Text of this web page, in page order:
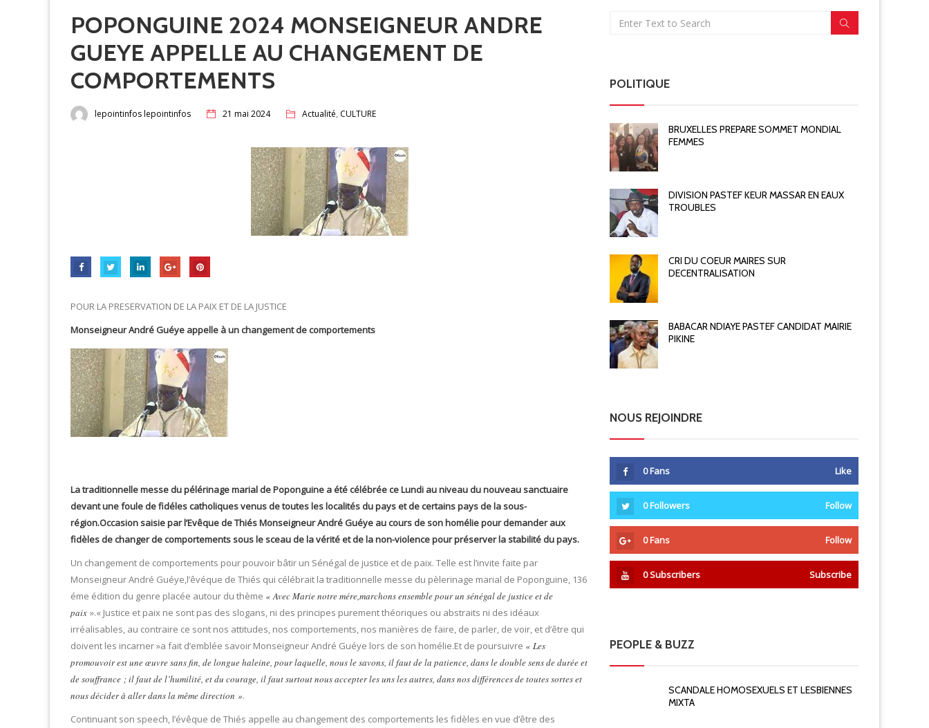
POPONGUINE 2024 MONSEIGNEUR ANDRE
GUEYE APPELLE AU CHANGEMENT DE
COMPORTEMENTS
lepointinfos lepointinfos 21 mai 2024 Actualité, CULTURE
POUR LA PRESERVATION DE LA PAIX ET DE LA JUSTICE
Monseigneur André Guéye appelle à un changement de comportements
La traditionnelle messe du pélérinage marial de Poponguine a été célébrée ce Lundi au niveau du nouveau sanctuaire
devant une foule de fidéles catholiques venus de toutes les localités du pays et de certains pays de la sous-
région.Occasion saisie par l’Evêque de Thiés Monseigneur André Guéye au cours de son homélie pour demander aux
fidèles de changer de comportements sous le sceau de la vérité et de la non-violence pour préserver la stabilité du pays.
Un changement de comportements pour pouvoir bâtir un Sénégal de justice et de paix. Telle est l’invite faite par
Monseigneur André Guéye,l’êvéque de Thiés qui célébrait la traditionnelle messe du pèlerinage marial de Poponguine, 136
éme édition du genre placée autour du thème « Avec Marie notre mére,marchons ensemble pour un sénégal de justice et de
paix ».« Justice et paix ne sont pas des slogans, ni des principes purement théoriques ou abstraits ni des idéaux
irréalisables, au contraire ce sont nos attitudes, nos comportements, nos manières de faire, de parler, de voir, et d’être qui
doivent les incarner »a fait d’emblée savoir Monseigneur André Guéye lors de son homélie.Et de poursuivre « Les
promouvoir est une œuvre sans fin, de longue haleine, pour laquelle, nous le savons, il faut de la patience, dans le double sens de durée et
de souffrance ; il faut de l’humilité, et du courage, il faut surtout nous accepter les uns les autres, dans nos différences de toutes sortes et
nous décider à aller dans la même direction ».
Continuant son speech, l’évêque de Thiés appelle au changement des comportements les fidèles en vue d’être des
POLITIQUE
BRUXELLES PREPARE SOMMET MONDIAL
FEMMES
DIVISION PASTEF KEUR MASSAR EN EAUX
TROUBLES
CRI DU COEUR MAIRES SUR
DECENTRALISATION
BABACAR NDIAYE PASTEF CANDIDAT MAIRIE
PIKINE
NOUS REJOINDRE
0Fans Like
0Followers Follow
0Fans Follow
0Subscribers Subscribe
PEOPLE & BUZZ
SCANDALE HOMOSEXUELS ET LESBIENNES
MIXTA